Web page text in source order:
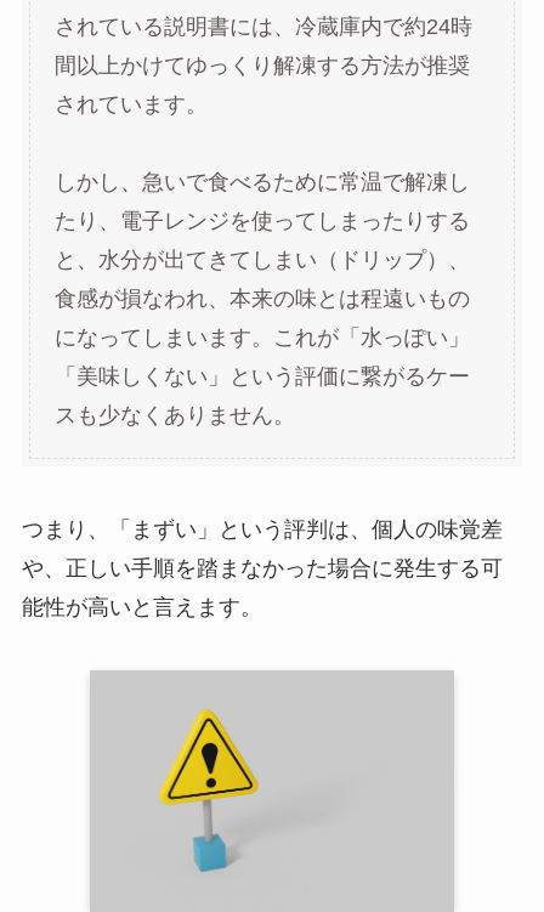
されている説明書には、冷蔵庫内で約24時
間以上かけてゆっくり解凍する方法が推奨
されています。
しかし、急いで食べるために常温で解凍し
たり、電子レンジを使ってしまったりする
と、水分が出てきてしまい（ドリップ）、
食感が損なわれ、本来の味とは程遠いもの
になってしまいます。これが「水っぽい」
「美味しくない」という評価に繋がるケー
スも少なくありません。
つまり、「まずい」という評判は、個人の味覚差
や、正しい手順を踏まなかった場合に発生する可
能性が高いと言えます。